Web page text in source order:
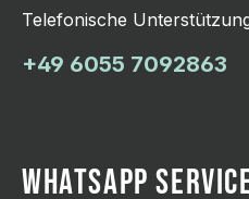
Telefonische
+49 6055 7092863
WHATSAPP